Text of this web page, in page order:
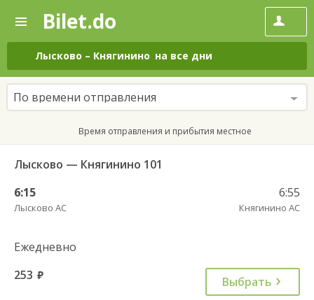
—
Поиск
и
покупка
билетов
на
автобус
онлайн
Bilet.do
Лысково – Княгинино на все дни
По времени отправления
Время отправления и прибытия местное
Лысково — Княгинино 101
6:15
Лысково АС
6:55
Княгинино АС
Ежедневно
253 руб. Выбрать